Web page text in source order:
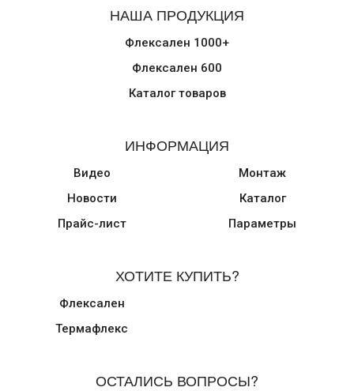
НАША ПРОДУКЦИЯ
Флексален 1000+
Флексален 600
Каталог товаров
ИНФОРМАЦИЯ
Видео
Новости
Прайс-лист
Монтаж
Каталог
Параметры
ХОТИТЕ КУПИТЬ?
Флексален
Термафлекс
ОСТАЛИСЬ ВОПРОСЫ?